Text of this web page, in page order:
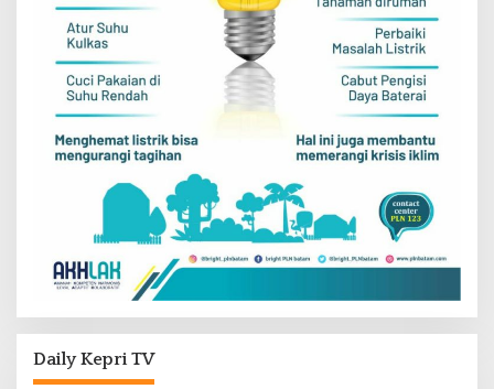
Daily Kepri TV